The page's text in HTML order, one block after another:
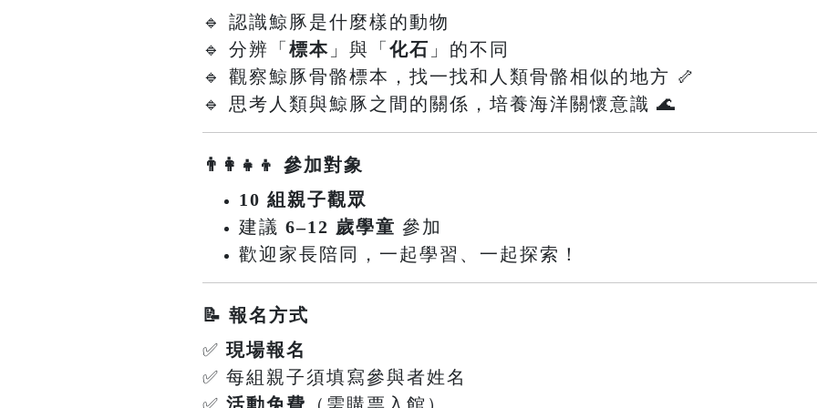
🔹 認識鯨豚是什麼樣的動物
🔹 分辨「 標本 」與「 化石 」的不同
🔹 觀察鯨豚骨骼標本，找一找和人類骨骼相似的地方 🦴
🔹 思考人類與鯨豚之間的關係，培養海洋關懷意識 🌊
👨‍👩‍👧‍👦 參加對象
10 組親子觀眾
建議 6–12 歲學童 參加
歡迎家長陪同，一起學習、一起探索！
📝 報名方式
✅ 現場報名
✅ 每組親子須填寫參與者姓名